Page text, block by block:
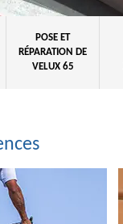
POSE ET
RÉPARATION DE
VELUX 65